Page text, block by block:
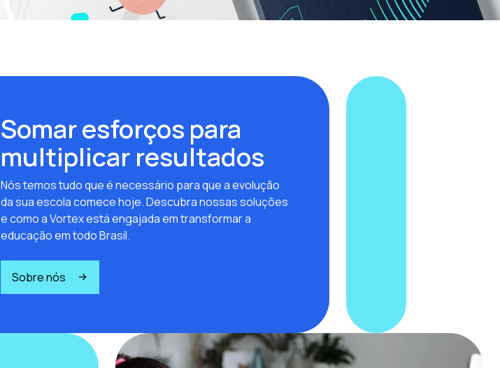
Somar esforços para
multiplicar resultados
Nós temos tudo que é necessário para que a evolução
da sua escola comece hoje. Descubra nossas soluções
e como a Vortex está engajada em transformar a
educação em todo Brasil.
Sobre nós